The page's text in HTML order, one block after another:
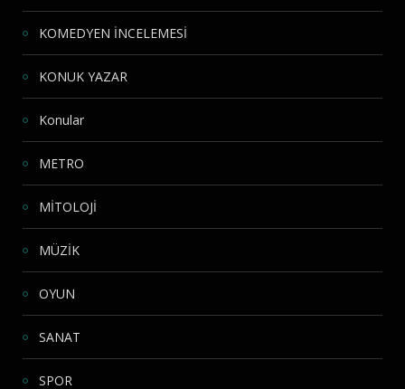
KOMEDYEN İNCELEMESİ
KONUK YAZAR
Konular
METRO
MİTOLOJİ
MÜZİK
OYUN
SANAT
SPOR